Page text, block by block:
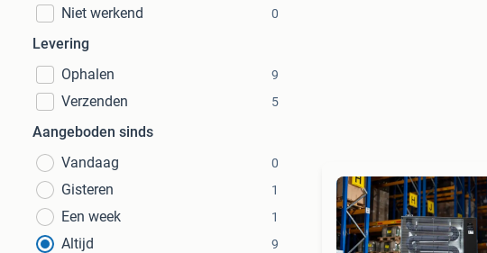
Niet werkend 0
Levering
Ophalen
9
Verzenden 5
Aangeboden sinds
Vandaag
0
Gisteren 1
Een week 1
Altijd 9